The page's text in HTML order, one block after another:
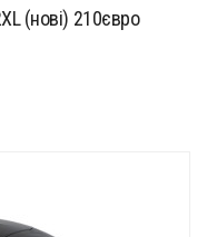
(нові) 210євро